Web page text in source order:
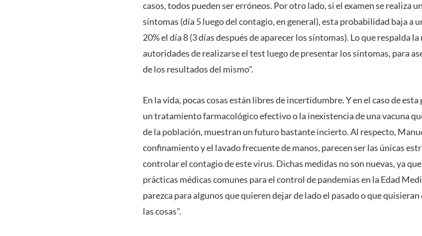
casos, todos pueden ser erróneos. Por otro lado, si el examen se realiza
síntomas (día 5 luego del contagio, en general), esta probabilidad baja a
20% el día 8 (3 días después de aparecer los síntomas). Lo que respalda
autoridades de realizarse el test luego de presentar los síntomas, para
de los resultados del mismo".
En la vida, pocas cosas están libres de incertidumbre. Y en el caso de
un tratamiento farmacológico efectivo o la inexistencia de una vacuna
de la población, muestran un futuro bastante incierto. Al respecto,
confinamiento y el lavado frecuente de manos, parecen ser las únicas
controlar el contagio de este virus. Dichas medidas no son nuevas, ya
prácticas médicas comunes para el control de pandemias en la Edad
parezca para algunos que quieren dejar de lado el pasado o que
las cosas".